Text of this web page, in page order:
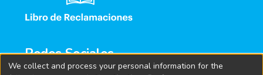
Redes Sociales
We collect and process your personal information for the